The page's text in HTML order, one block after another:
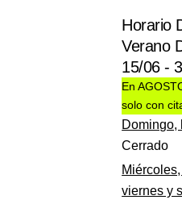
Horario
Verano
15/06 -
En
solo con
Domingo,
Cerrado
viernes y